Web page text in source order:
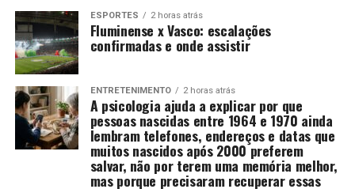
ESPORTES 2 horas atrás
Fluminense x Vasco: escalações
confirmadas e onde assistir
ENTRETENIMENTO 2 horas atrás
A psicologia ajuda a explicar por que
pessoas nascidas entre 1964 e 1970 ainda
lembram telefones, endereços e datas que
muitos nascidos após 2000 preferem
salvar, não por terem uma memória melhor,
mas porque precisaram recuperar essas